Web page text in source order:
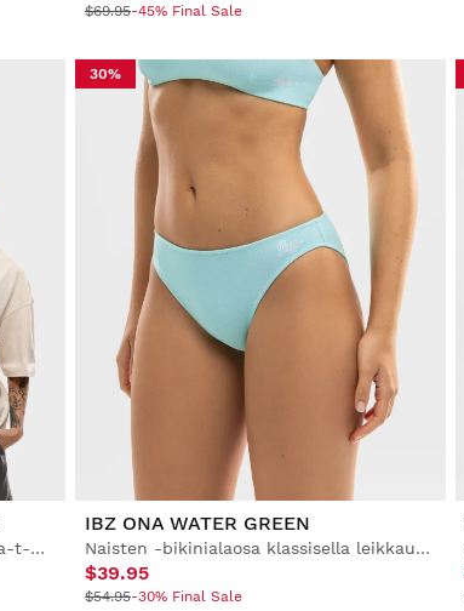
$69.95-45% Final Sale
Miesten ylisuuri Rayo Club -puuvilla-t-paita
30%
IBZ ONA WATER GREEN
Naisten -bikinialaosa klassisella leikkauksella
$39.95
$54.95-30% Final Sale